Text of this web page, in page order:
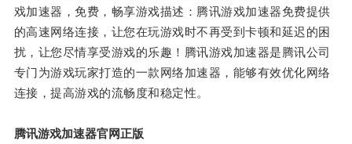
戏加速器，免费，畅享游戏描述：腾讯游戏加速器免费提供
的高速网络连接，让您在玩游戏时不再受到卡顿和延迟的困
扰，让您尽情享受游戏的乐趣！腾讯游戏加速器是腾讯公司
专门为游戏玩家打造的一款网络加速器，能够有效优化网络
连接，提高游戏的流畅度和稳定性。
腾讯游戏加速器官网正版